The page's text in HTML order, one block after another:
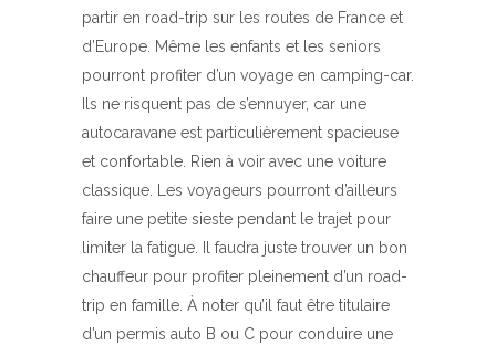
partir en road-trip sur les routes de France et
d’Europe. Même les enfants et les seniors
pourront profiter d’un voyage en camping-car.
Ils ne risquent pas de s’ennuyer, car une
autocaravane est particulièrement spacieuse
et confortable. Rien à voir avec une voiture
classique. Les voyageurs pourront d’ailleurs
faire une petite sieste pendant le trajet pour
limiter la fatigue. Il faudra juste trouver un bon
chauffeur pour profiter pleinement d’un road-
trip en famille. À noter qu’il faut être titulaire
d’un permis auto B ou C pour conduire une